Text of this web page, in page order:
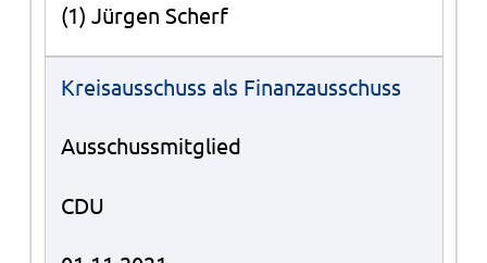
(1) Jürgen Scherf
Kreisausschuss als Finanzausschuss
Ausschussmitglied
CDU